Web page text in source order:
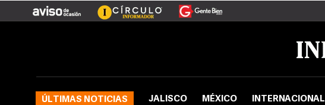
ÚLTIMAS NOTICIAS JALISCO MÉXICO INTERNACIONAL